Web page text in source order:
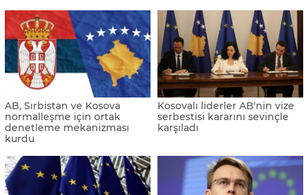
AB, Sırbistan ve Kosova
normalleşme için ortak
denetleme mekanizması
kurdu
Kosovalı liderler AB'nin vize
serbestisi kararını sevinçle
karşıladı